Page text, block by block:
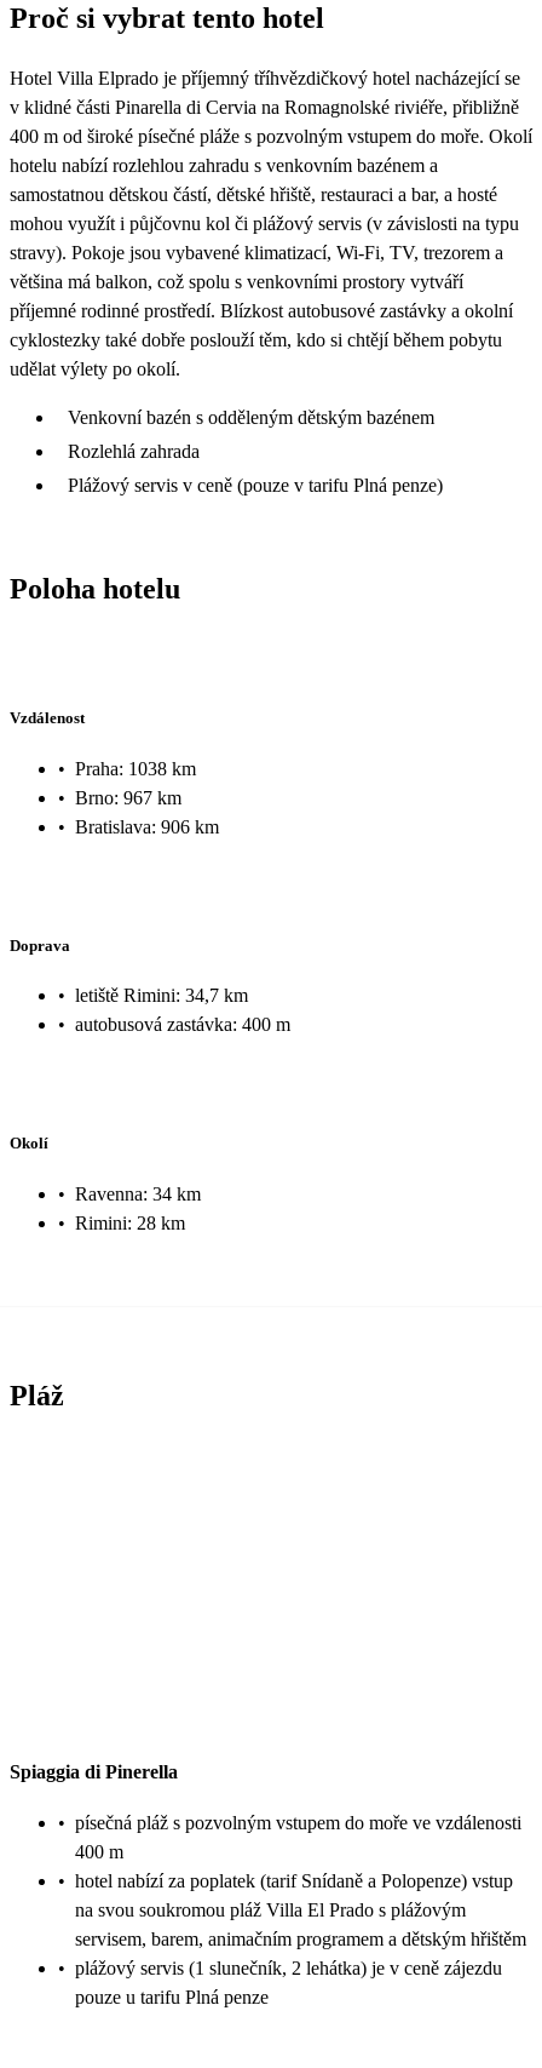
Proč si vybrat tento hotel
Hotel Villa Elprado je příjemný tříhvězdičkový hotel nacházející se
v klidné části Pinarella di Cervia na Romagnolské riviéře, přibližně
400 m od široké písečné pláže s pozvolným vstupem do moře. Okolí
hotelu nabízí rozlehlou zahradu s venkovním bazénem a
samostatnou dětskou částí, dětské hřiště, restauraci a bar, a hosté
mohou využít i půjčovnu kol či plážový servis (v závislosti na typu
stravy). Pokoje jsou vybavené klimatizací, Wi-Fi, TV, trezorem a
většina má balkon, což spolu s venkovními prostory vytváří
příjemné rodinné prostředí. Blízkost autobusové zastávky a okolní
cyklostezky také dobře poslouží těm, kdo si chtějí během pobytu
udělat výlety po okolí.
Venkovní bazén s odděleným dětským bazénem
Rozlehlá zahrada
Plážový servis v ceně (pouze v tarifu Plná penze)
Poloha hotelu
Vzdálenost
• Praha: 1038 km
• Brno: 967 km
• Bratislava: 906 km
Doprava
• letiště Rimini: 34,7 km
• autobusová zastávka: 400 m
Okolí
• Ravenna: 34 km
• Rimini: 28 km
Pláž
Spiaggia di Pinerella
• písečná pláž s pozvolným vstupem do moře ve vzdálenosti
400 m
• hotel nabízí za poplatek (tarif Snídaně a Polopenze) vstup
na svou soukromou pláž Villa El Prado s plážovým
servisem, barem, animačním programem a dětským hřištěm
• plážový servis (1 slunečník, 2 lehátka) je v ceně zájezdu
pouze u tarifu Plná penze